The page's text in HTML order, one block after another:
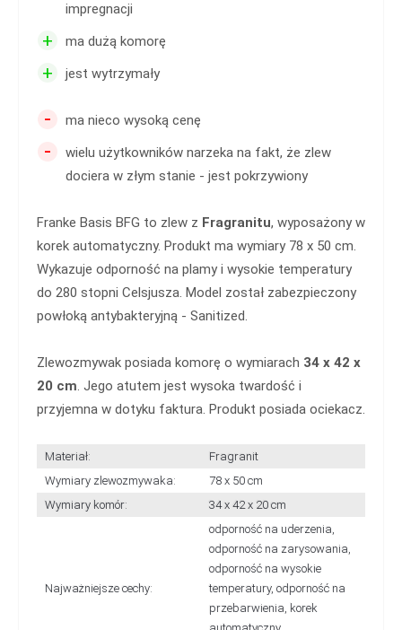
impregnacji
+ ma dużą komorę
+ jest wytrzymały
- ma nieco wysoką cenę
-
wielu użytkowników narzeka na fakt, że zlew
dociera w złym stanie - jest pokrzywiony
Franke Basis BFG to zlew z Fragranitu, wyposażony w
korek automatyczny. Produkt ma wymiary 78 x 50 cm.
Wykazuje odporność na plamy i wysokie temperatury
do 280 stopni Celsjusza. Model został zabezpieczony
powłoką antybakteryjną - Sanitized.
Zlewozmywak posiada komorę o wymiarach 34 x 42 x
20 cm. Jego atutem jest wysoka twardość i
przyjemna w dotyku faktura. Produkt posiada ociekacz.
Materiał:
Fragranit
Wymiary zlewozmywaka:
78 x 50 cm
Wymiary komór:
34 x 42 x 20 cm
Najważniejsze cechy:
odporność na uderzenia,
odporność na zarysowania,
odporność na wysokie
temperatury, odporność na
przebarwienia, korek